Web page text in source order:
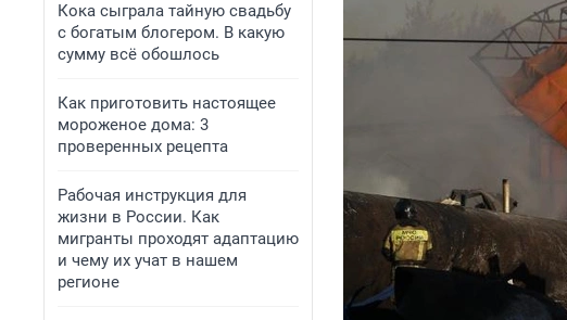
Кока сыграла тайную свадьбу
с богатым блогером. В какую
сумму всё обошлось
Как приготовить настоящее
мороженое дома: 3
проверенных рецепта
Рабочая инструкция для
жизни в России. Как
мигранты проходят адаптацию
и чему их учат в нашем
регионе